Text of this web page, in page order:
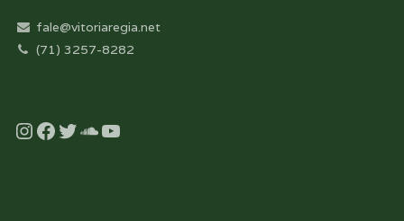
fale@vitoriaregia.net
(71) 3257-8282
Instagram
Facebook
Twitter
Soundcloud
YouTube